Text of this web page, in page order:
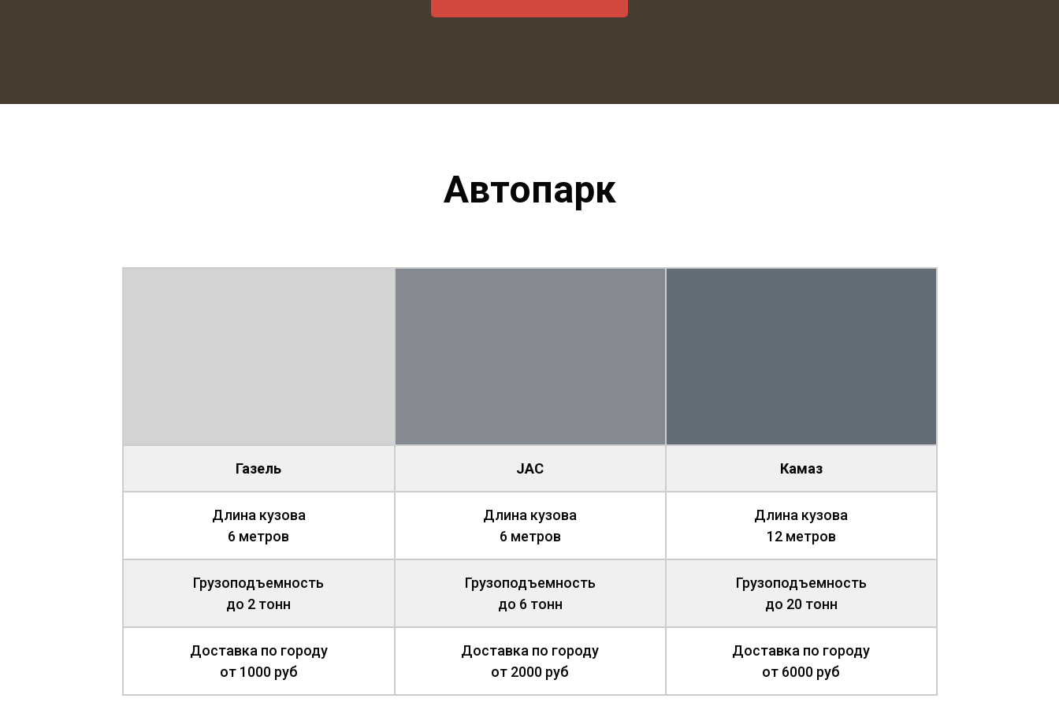
Автопарк
Газель JAC Камаз
Длина кузова
6 метров
Длина кузова
6 метров
Длина кузова
12 метров
Грузоподъемность
до 2 тонн
Грузоподъемность
до 6 тонн
Грузоподъемность
до 20 тонн
Доставка по городу
от 1000 руб
Доставка по городу
от 2000 руб
Доставка по городу
от 6000 руб